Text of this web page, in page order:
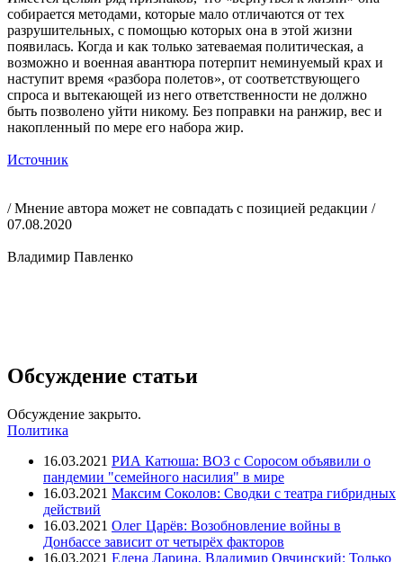
собирается методами, которые мало отличаются от тех
разрушительных, с помощью которых она в этой жизни
появилась. Когда и как только затеваемая политическая, а
возможно и военная авантюра потерпит неминуемый крах и
наступит время «разбора полетов», от соответствующего
спроса и вытекающей из него ответственности не должно
быть позволено уйти никому. Без поправки на ранжир, вес и
накопленный по мере его набора жир.
Источник
/ Мнение автора может не совпадать с позицией редакции /
07.08.2020
Владимир Павленко
Обсуждение статьи
Обсуждение закрыто.
Политика
16.03.2021 РИА Катюша: ВОЗ с Соросом объявили о
пандемии "семейного насилия" в мире
16.03.2021 Максим Соколов: Сводки с театра гибридных
действий
16.03.2021 Олег Царёв: Возобновление войны в
Донбассе зависит от четырёх факторов
16.03.2021 Елена Ларина, Владимир Овчинский: Только